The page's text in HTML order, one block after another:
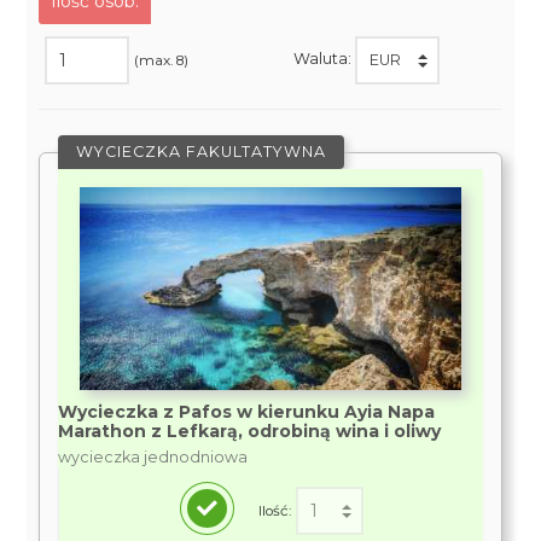
(max. 8) Waluta:
WYCIECZKA FAKULTATYWNA
Wycieczka z Pafos w kierunku Ayia Napa
Marathon z Lefkarą, odrobiną wina i oliwy
wycieczka jednodniowa
Ilość: